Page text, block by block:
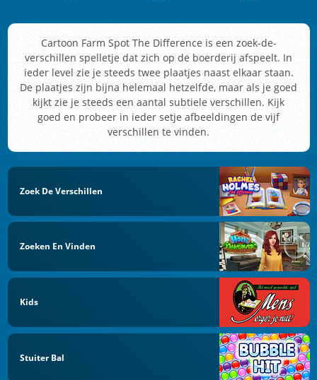
Cartoon Farm Spot The Difference is een zoek-de-
verschillen spelletje dat zich op de boerderij afspeelt. In
ieder level zie je steeds twee plaatjes naast elkaar staan.
De plaatjes zijn bijna helemaal hetzelfde, maar als je goed
kijkt zie je steeds een aantal subtiele verschillen. Kijk
goed en probeer in ieder setje afbeeldingen de vijf
verschillen te vinden.
Zoek De Verschillen
Zoeken En Vinden
Kids
Stuiter Bal